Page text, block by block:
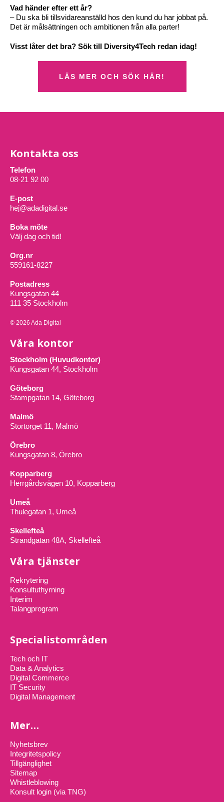
Vad händer efter ett år?
– Du ska bli tillsvidareanställd hos den kund du har jobbat på.
Det är målsättningen och ambitionen från alla parter!
Visst låter det bra? Sök till Diversity4Tech redan idag!
LÄS MER OCH SÖK HÄR!
Kontakta oss
Telefon
08-21 92 00
E-post
hej@adadigital.se
Boka möte
Välj dag och tid!
Org.nr
559161-8227
Postadress
Kungsgatan 44
111 35 Stockholm
© 2026 Ada Digital
Våra kontor
Stockholm (Huvudkontor)
Kungsgatan 44, Stockholm
Göteborg
Stampgatan 14, Göteborg
Malmö
Stortorget 11, Malmö
Örebro
Kungsgatan 8, Örebro
Kopparberg
Herrgårdsvägen 10, Kopparberg
Umeå
Thulegatan 1, Umeå
Skellefteå
Strandgatan 48A, Skellefteå
Våra tjänster
Rekrytering
Konsultuthyrning
Interim
Talangprogram
Specialistområden
Tech och IT
Data & Analytics
Digital Commerce
IT Security
Digital Management
Mer…
Nyhetsbrev
Integritetspolicy
Tillgänglighet
Sitemap
Whistleblowing
Konsult login (via TNG)